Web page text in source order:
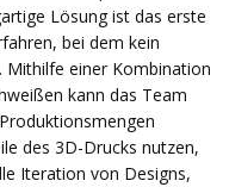
Lösung ist das erste
bei dem kein
Mithilfe einer Kombination
kann das Team
des 3D-Drucks nutzen,
Iteration von Designs,